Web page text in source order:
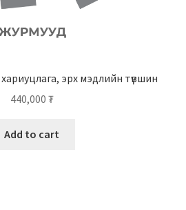
хариуцлага, эрх мэдлийн түвшин
440,000 ₮
Add to cart